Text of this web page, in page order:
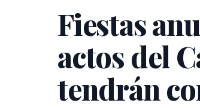
Fiestas
actos del
tendrán